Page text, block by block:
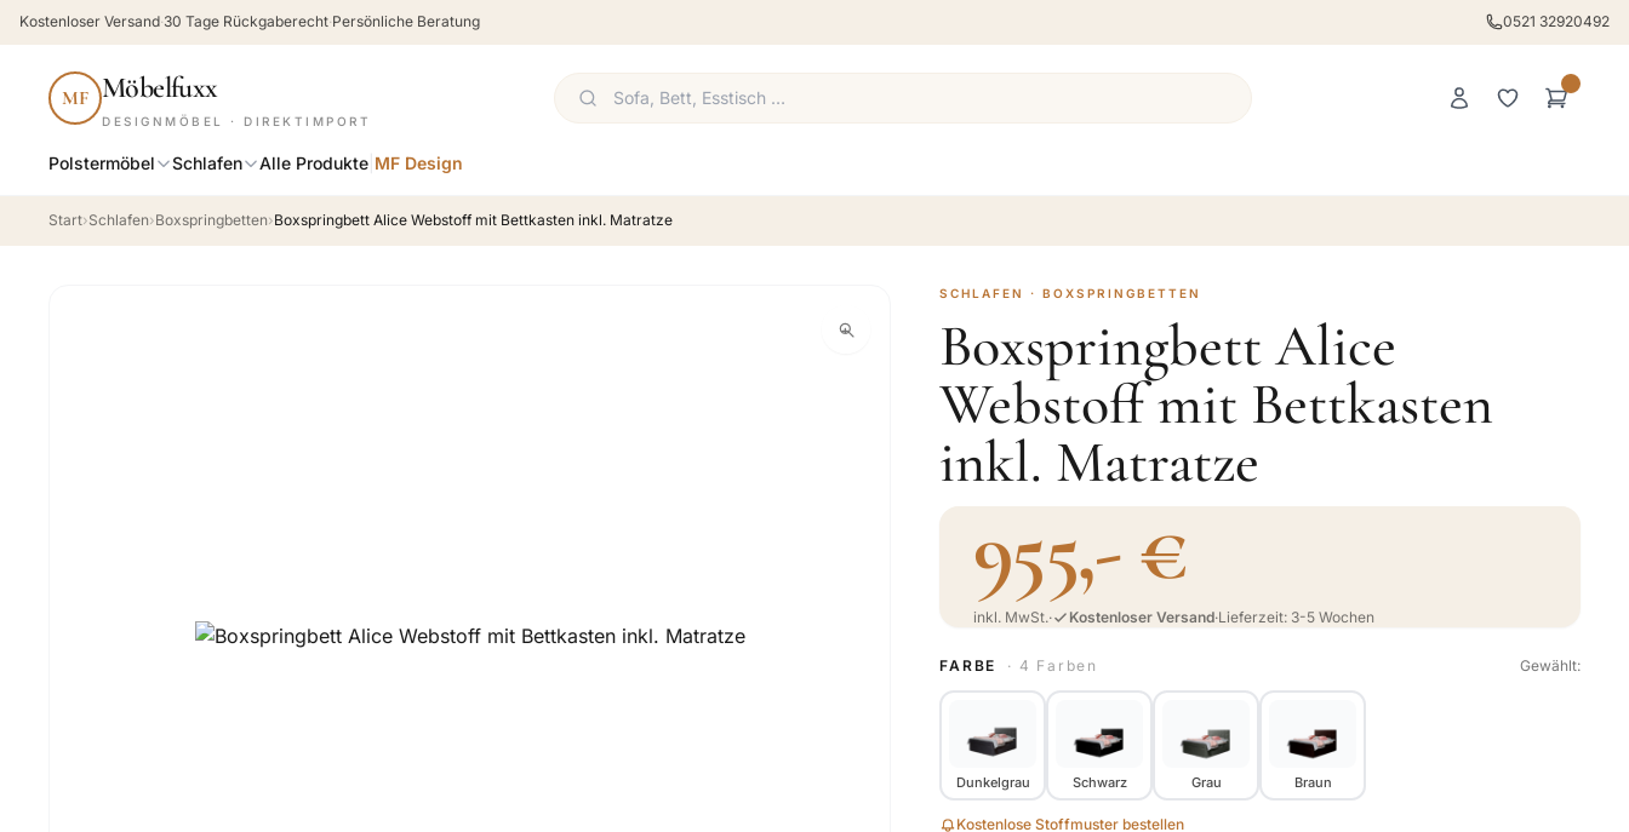
Kostenloser Versand·30 Tage Rückgaberecht·Persönliche Beratung 0521 32920492
MF Möbelfuxx
DESIGNMÖBEL · DIREKTIMPORT
Polstermöbel Schlafen Alle Produkte MF Design
Start›Schlafen›Boxspringbetten›Boxspringbett Alice Webstoff mit Bettkasten inkl. Matratze
SCHLAFEN · BOXSPRINGBETTEN
Boxspringbett Alice
Webstoff mit Bettkasten
inkl. Matratze
955,- €
inkl. MwSt.· Kostenloser Versand·Lieferzeit: 3-5 Wochen
FARBE · 4 Farben Gewählt:
Dunkelgrau Schwarz Grau Braun
Kostenlose Stoffmuster bestellen